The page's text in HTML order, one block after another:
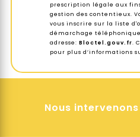
prescription légale aux
gestion des contentieux.
vous inscrire sur la liste
démarchage
adresse:Bloctel.gouv.fr.
pour plus d’informations
Nous